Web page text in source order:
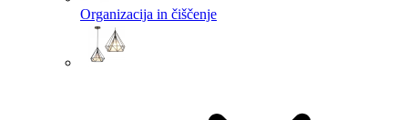
Organizacija in čiščenje